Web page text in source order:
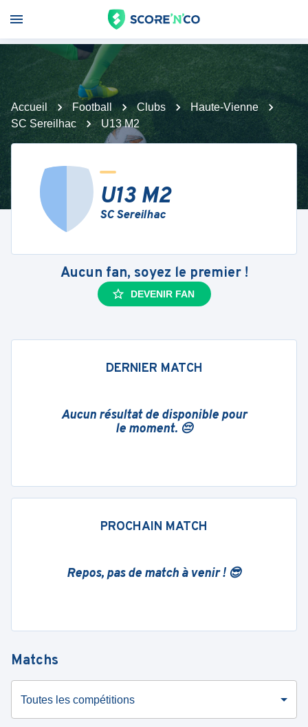
Accueil Football Clubs
Haute-Vienne
SC Sereilhac
U13 M2
U13 M2
SC Sereilhac
Aucun fan, soyez le premier !
DEVENIR FAN
DERNIER MATCH
Aucun résultat de disponible pour
le moment. 😔
PROCHAIN MATCH
Repos, pas de match à venir ! 😎
Matchs
Toutes les compétitions